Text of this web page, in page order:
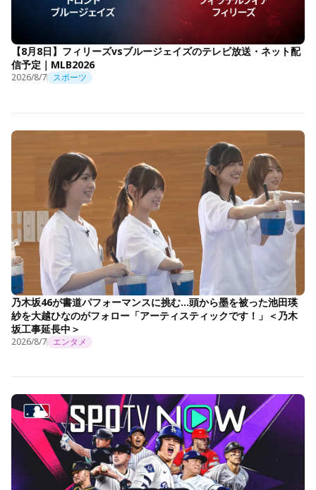
【8月8日】フィリーズvsブルージェイズのテレビ放送・ネット配
信予定｜MLB2026
2026/8/7 スポーツ
乃木坂46が書道パフォーマンスに挑む…頭から墨を被った池田瑛
紗を大越ひなのがフォロー「アーティスティックです！」＜乃木
坂工事延長中＞
2026/8/7 エンタメ